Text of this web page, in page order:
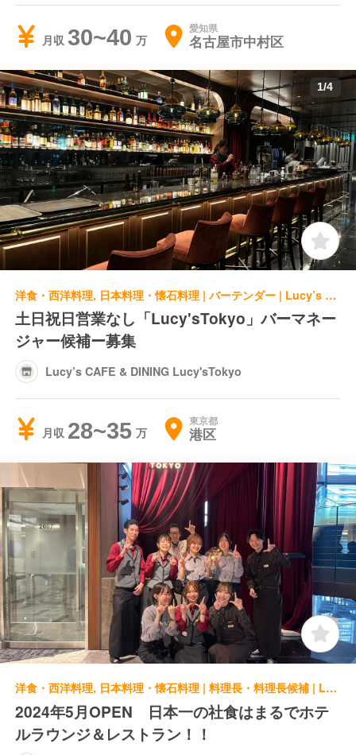
月収 30~40 愛知県
名古屋市中村区
1/4
洋食・西洋料理, 日本料理・懐石料理 | バーテンダー | Lucy’s CAFE & DINING Lucy'sTokyo
土日祝日営業なし「Lucy'sTokyo」バーマネー
ジャー候補ー募集
Lucy’s CAFE & DINING Lucy'sTokyo
月収 28~35 東京都
港区
洋食・西洋料理, 日本料理・懐石料理 | 料理長・料理長候補 | Lucy’s CAFE & DINING 2024年6月OPEN Lucy's Tokyo
2024年5月OPEN 日本一の社食はまるでホテ
ルラウンジ＆レストラン！！